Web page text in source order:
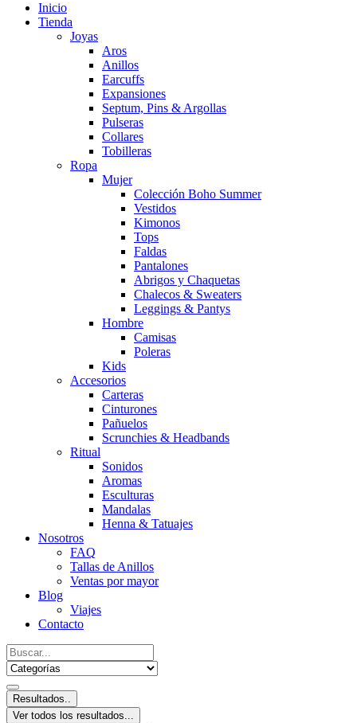
Inicio
Tienda
Joyas
Aros
Anillos
Earcuffs
Expansiones
Septum, Pins & Argollas
Pulseras
Collares
Tobilleras
Ropa
Mujer
Colección Boho Summer
Vestidos
Kimonos
Tops
Faldas
Pantalones
Abrigos y Chaquetas
Chalecos & Sweaters
Leggings & Pantys
Hombre
Camisas
Poleras
Kids
Accesorios
Carteras
Cinturones
Pañuelos
Scrunchies & Headbands
Ritual
Sonidos
Aromas
Esculturas
Mandalas
Henna & Tatuajes
Nosotros
FAQ
Tallas de Anillos
Ventas por mayor
Blog
Viajes
Contacto
Resultados..
Ver todos los resultados...